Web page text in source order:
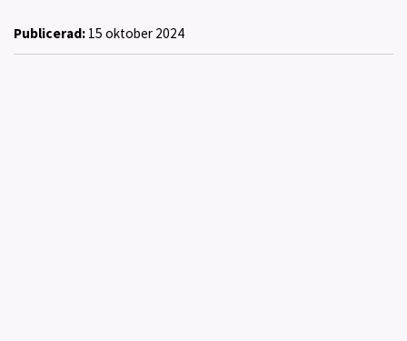
Publicerad: 15 oktober 2024